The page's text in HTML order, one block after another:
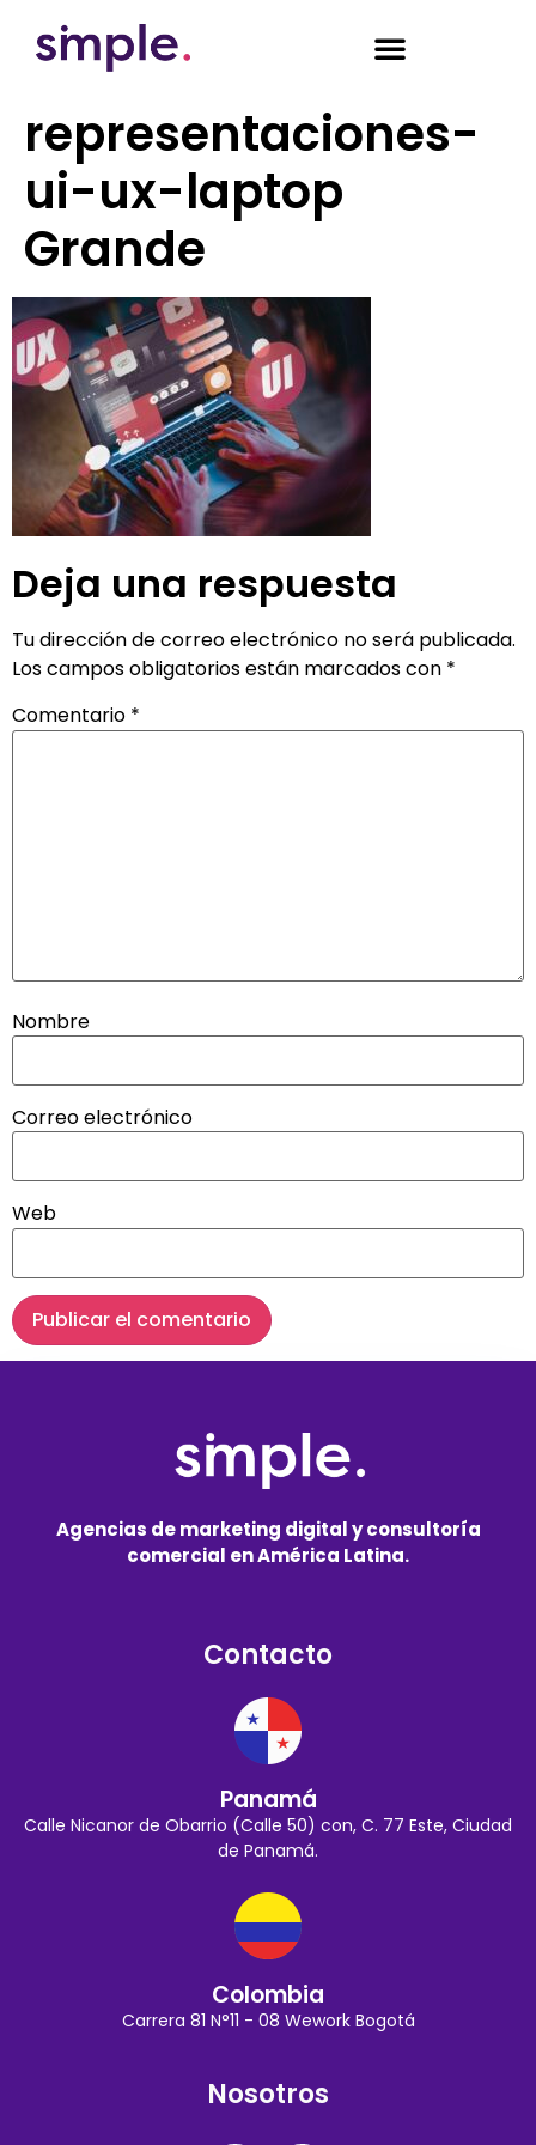
representaciones-
ui-ux-laptop
Grande
Deja una respuesta
Tu dirección de correo electrónico no será publicada.
Los campos obligatorios están marcados con *
Comentario *
Nombre
Correo electrónico
Web
Agencias de marketing digital y consultoría
comercial en América Latina.
Contacto
Panamá
Calle Nicanor de Obarrio (Calle 50) con, C. 77 Este, Ciudad
de Panamá.
Colombia
Carrera 81 N°11 - 08 Wework Bogotá
Nosotros